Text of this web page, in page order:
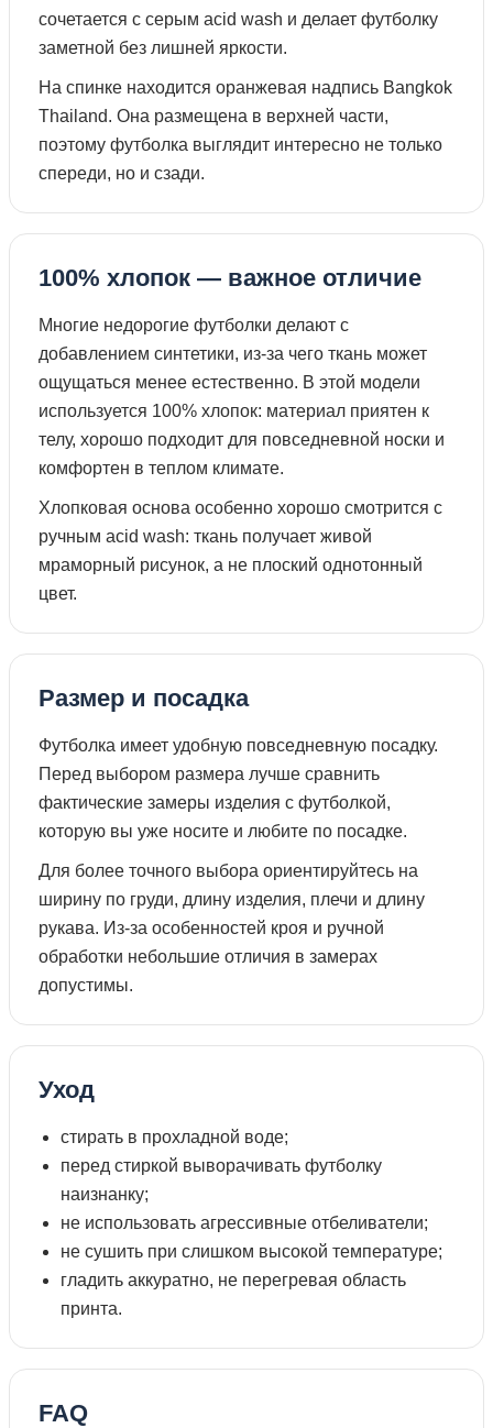
сочетается с серым acid wash и делает футболку
заметной без лишней яркости.
На спинке находится оранжевая надпись Bangkok
Thailand. Она размещена в верхней части,
поэтому футболка выглядит интересно не только
спереди, но и сзади.
100% хлопок — важное отличие
Многие недорогие футболки делают с
добавлением синтетики, из-за чего ткань может
ощущаться менее естественно. В этой модели
используется 100% хлопок: материал приятен к
телу, хорошо подходит для повседневной носки и
комфортен в теплом климате.
Хлопковая основа особенно хорошо смотрится с
ручным acid wash: ткань получает живой
мраморный рисунок, а не плоский однотонный
цвет.
Размер и посадка
Футболка имеет удобную повседневную посадку.
Перед выбором размера лучше сравнить
фактические замеры изделия с футболкой,
которую вы уже носите и любите по посадке.
Для более точного выбора ориентируйтесь на
ширину по груди, длину изделия, плечи и длину
рукава. Из-за особенностей кроя и ручной
обработки небольшие отличия в замерах
допустимы.
Уход
стирать в прохладной воде;
перед стиркой выворачивать футболку
наизнанку;
не использовать агрессивные отбеливатели;
не сушить при слишком высокой температуре;
гладить аккуратно, не перегревая область
принта.
FAQ